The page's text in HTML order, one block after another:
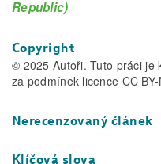
Republic)
Copyright
© 2025 Autoři. Tuto práci je
za podmínek licence CC
Nerecenzovaný článek
Klíčová slova